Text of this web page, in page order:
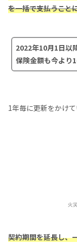
を一括で支払うこと
2022年10月1日以
保険金額も今より
1年毎に更新をかけ
火
契約期間を延長し、